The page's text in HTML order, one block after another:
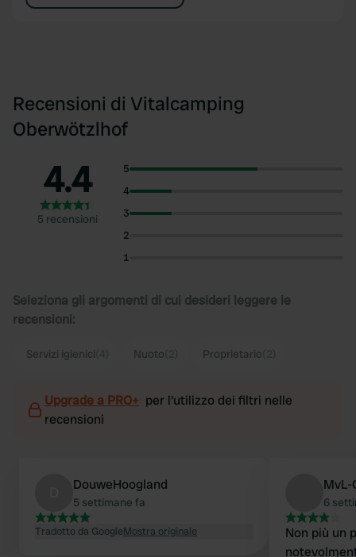
Recensioni di Vitalcamping
Oberwötzlhof
4.4
5 recensioni
5
4
3
2
1
Seleziona gli argomenti di cui desideri leggere le
recensioni:
Servizi igienici Nuoto Proprietario
Upgrade a PRO+ per l'utilizzo dei filtri nelle
recensioni
DouweHoogland
5 settimane fa
Tradotto da GoogleMostra originale
MvL-
6
Non più un